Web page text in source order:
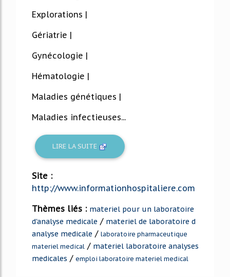
Explorations |
Gériatrie |
Gynécologie |
Hématologie |
Maladies génétiques |
Maladies infectieuses...
LIRE LA SUITE
Site :
http://www.informationhospitaliere.com
Thèmes liés : materiel pour un laboratoire
d'analyse medicale / materiel de laboratoire d
analyse medicale / laboratoire pharmaceutique
materiel medical / materiel laboratoire analyses
medicales / emploi laboratoire materiel medical